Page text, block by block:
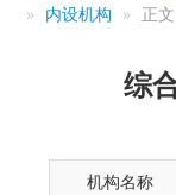
内设机构
正文
综
机构名称